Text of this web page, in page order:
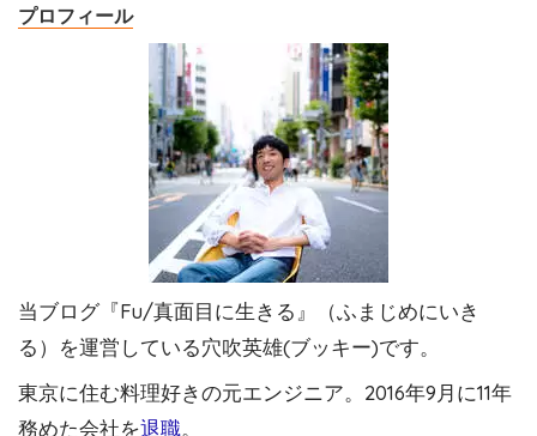
プロフィール
当ブログ『Fu/真面目に生きる』（ふまじめにいき
る）を運営している穴吹英雄(ブッキー)です。
東京に住む料理好きの元エンジニア。2016年9月に11年
務めた会社を退職。